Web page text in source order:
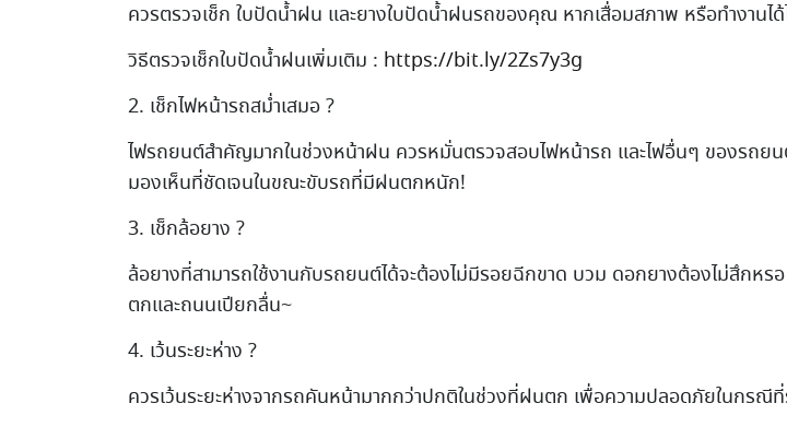
ควรตรวจเช็ก ใบปัดน้ำฝน และยางใบปัดน้ำฝนรถของคุณ หากเสื่อมสภาพ หรือทำงานไ
วิธีตรวจเช็กใบปัดน้ำฝนเพิ่มเติม : https://bit.ly/2Zs7y3g
2. เช็กไฟหน้ารถสม่ำเสมอ?
ไฟรถยนต์สำคัญมากในช่วงหน้าฝน ควรหมั่นตรวจสอบไฟหน้ารถ และไฟอื่นๆ ของรถยน
มองเห็นที่ชัดเจนในขณะขับรถที่มีฝนตกหนัก!
3. เช็กล้อยาง ?
ล้อยางที่สามารถใช้งานกับรถยนต์ได้จะต้องไม่มีรอยฉีกขาด บวม ดอกยางต้องไม่สึกห
ตกและถนนเปียกลื่น~
4. เว้นระยะห่าง ?
ควรเว้นระยะห่างจากรถคันหน้ามากกว่าปกติในช่วงที่ฝนตก เพื่อความปลอดภัยในกรณี